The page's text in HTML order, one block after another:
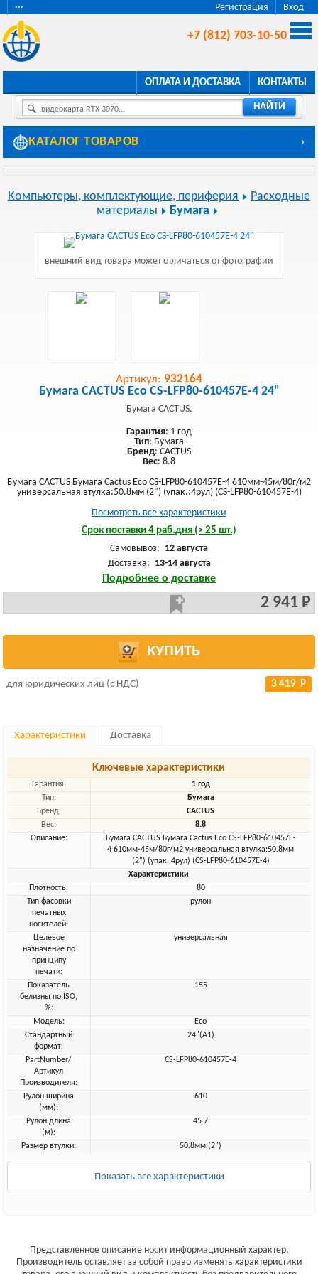
Регистрация Вход
···
+7 (812) 703-10-50
ОПЛАТА И ДОСТАВКА КОНТАКТЫ
видеокарта RTX 3070... НАЙТИ
КАТАЛОГ ТОВАРОВ ›
Компьютеры, комплектующие, периферия
Расходные
материалы
Бумага
внешний вид товара может отличаться от фотографии
Артикул: 932164
Бумага CACTUS Eco CS-LFP80-610457E-4 24"
Бумага CACTUS.
Гарантия: 1 год
Тип: Бумага
Бренд: CACTUS
Вес: 8.8
Бумага CACTUS Бумага Cactus Eco CS-LFP80-610457E-4 610мм-45м/80г/м2
универсальная втулка:50.8мм (2") (упак.:4рул) (CS-LFP80-610457E-4)
Посмотреть все характеристики
Срок поставки 4 раб.дня (> 25 шт.)
Самовывоз: 12 августа
Доставка: 13-14 августа
Подробнее о доставке
2 941 Р
КУПИТЬ
для юридических лиц (с НДС) 3 419 Р
Характеристики Доставка
Ключевые характеристики
Гарантия:
1 год
Тип:
Бумага
Бренд:
CACTUS
Вес:
8.8
Описание:
Бумага CACTUS Бумага Cactus Eco CS-LFP80-610457E-
4 610мм-45м/80г/м2 универсальная втулка:50.8мм
(2") (упак.:4рул) (CS-LFP80-610457E-4)
Характеристики
Плотность:
80
Тип фасовки
печатных
носителей:
рулон
Целевое
назначение по
принципу
печати:
универсальная
Показатель
белизны по ISO,
%:
155
Модель:
Eco
Стандартный
формат:
24"(A1)
PartNumber/
Артикул
Производителя:
CS-LFP80-610457E-4
Рулон ширина
(мм):
610
Рулон длина
(м):
45.7
Размер втулки: 50.8мм (2")
Показать все характеристики
Представленное описание носит информационный характер.
Производитель оставляет за собой право изменять характеристики